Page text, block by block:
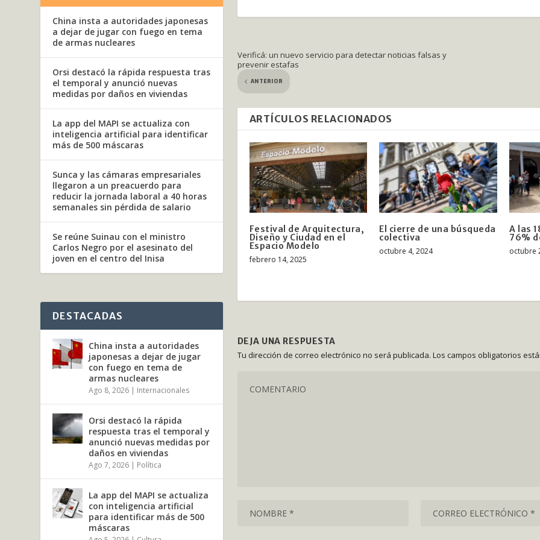
Verificá: un nuevo servicio para detectar noticias falsas y
prevenir estafas
ANTERIOR
ARTÍCULOS RELACIONADOS
Festival de Arquitectura,
Diseño y Ciudad en el
Espacio Modelo
febrero 14, 2025
El cierre de una búsqueda
colectiva
octubre 4, 2024
A las
76%
octubre
DEJA UNA RESPUESTA
Tu dirección de correo electrónico no será publicada. Los campos obligatorios
China insta a autoridades japonesas
a dejar de jugar con fuego en tema
de armas nucleares
Orsi destacó la rápida respuesta tras
el temporal y anunció nuevas
medidas por daños en viviendas
La app del MAPI se actualiza con
inteligencia artificial para identificar
más de 500 máscaras
Sunca y las cámaras empresariales
llegaron a un preacuerdo para
reducir la jornada laboral a 40 horas
semanales sin pérdida de salario
Se reúne Suinau con el ministro
Carlos Negro por el asesinato del
joven en el centro del Inisa
DESTACADAS
China insta a autoridades
japonesas a dejar de jugar
con fuego en tema de
armas nucleares
Ago 8, 2026 | Internacionales
Orsi destacó la rápida
respuesta tras el temporal y
anunció nuevas medidas por
daños en viviendas
Ago 7, 2026 | Política
La app del MAPI se actualiza
con inteligencia artificial
para identificar más de 500
máscaras